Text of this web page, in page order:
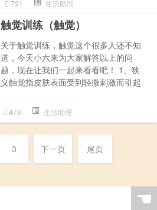
791 生活助理
触觉训练（触觉）
关于触觉训练，触觉这个很多人还不知
道，今天小六来为大家解答以上的问
题，现在让我们一起来看看吧！ 1、狭
义触觉指皮肤表面受到轻微刺激而引起
478 生活助理
3 下一页 尾页
☚